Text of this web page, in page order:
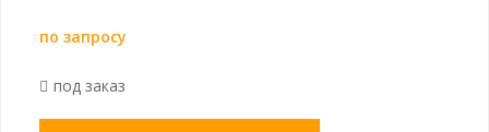
по запросу
под заказ